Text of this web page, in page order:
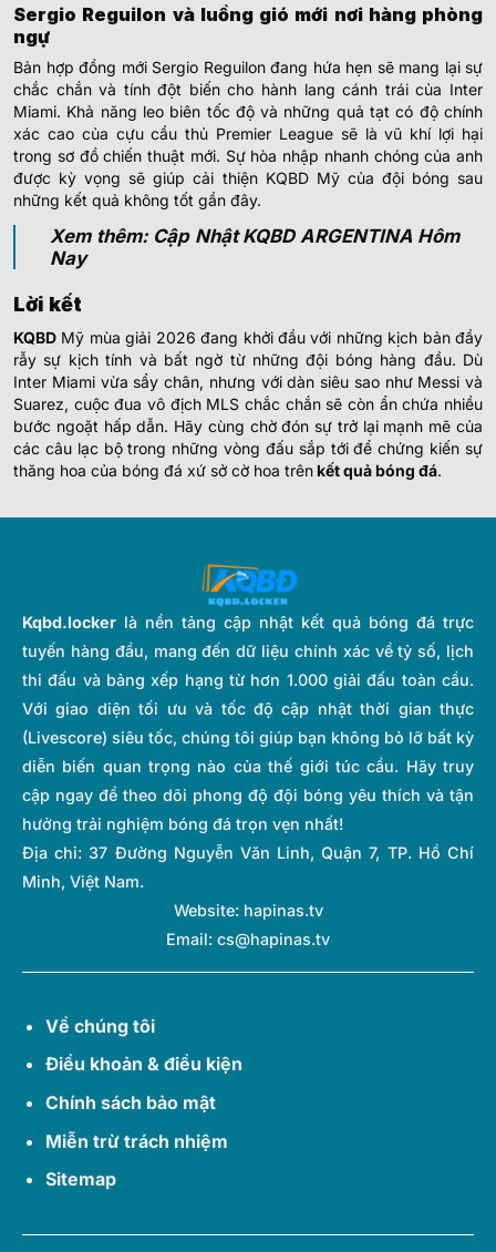
Sergio Reguilon và luồng gió mới nơi hàng phòng
ngự
Bản hợp đồng mới Sergio Reguilon đang hứa hẹn sẽ mang lại sự
chắc chắn và tính đột biến cho hành lang cánh trái của Inter
Miami. Khả năng leo biên tốc độ và những quả tạt có độ chính
xác cao của cựu cầu thủ Premier League sẽ là vũ khí lợi hại
trong sơ đồ chiến thuật mới. Sự hòa nhập nhanh chóng của anh
được kỳ vọng sẽ giúp cải thiện KQBD Mỹ của đội bóng sau
những kết quả không tốt gần đây.
Xem thêm: Cập Nhật KQBD ARGENTINA Hôm
Nay
Lời kết
KQBD Mỹ mùa giải 2026 đang khởi đầu với những kịch bản đầy
rẫy sự kịch tính và bất ngờ từ những đội bóng hàng đầu. Dù
Inter Miami vừa sẩy chân, nhưng với dàn siêu sao như Messi và
Suarez, cuộc đua vô địch MLS chắc chắn sẽ còn ẩn chứa nhiều
bước ngoặt hấp dẫn. Hãy cùng chờ đón sự trở lại mạnh mẽ của
các câu lạc bộ trong những vòng đấu sắp tới để chứng kiến sự
thăng hoa của bóng đá xứ sở cờ hoa trênkết quả bóng đá.
Kqbd.locker là nền tảng cập nhật kết quả bóng đá trực
tuyến hàng đầu, mang đến dữ liệu chính xác về tỷ số, lịch
thi đấu và bảng xếp hạng từ hơn 1.000 giải đấu toàn cầu.
Với giao diện tối ưu và tốc độ cập nhật thời gian thực
(Livescore) siêu tốc, chúng tôi giúp bạn không bỏ lỡ bất kỳ
diễn biến quan trọng nào của thế giới túc cầu. Hãy truy
cập ngay để theo dõi phong độ đội bóng yêu thích và tận
hưởng trải nghiệm bóng đá trọn vẹn nhất!
Địa chỉ: 37 Đường Nguyễn Văn Linh, Quận 7, TP. Hồ Chí
Minh, Việt Nam.
Website: hapinas.tv
Email: cs@hapinas.tv
Về chúng tôi
Điều khoản & điều kiện
Chính sách bảo mật
Miễn trừ trách nhiệm
Sitemap